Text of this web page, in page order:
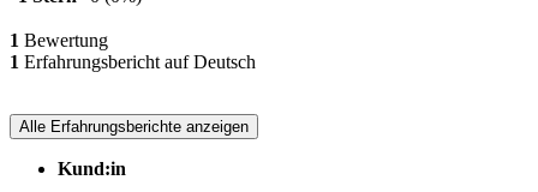
1 Bewertung
1 Erfahrungsbericht auf Deutsch
Alle Erfahrungsberichte anzeigen
Kund:in